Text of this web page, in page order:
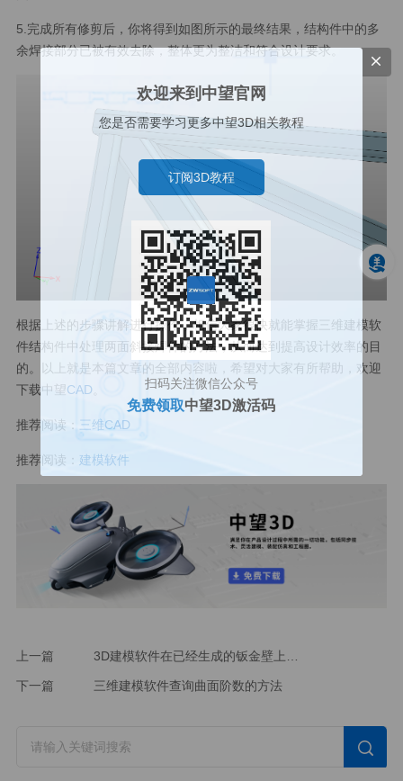
5.完成所有修剪后，你将得到如图所示的最终结果，结构件中的多
余焊接部分已被有效去除，整体更为整洁和符合设计要求。
根据上述的步骤讲解进行操作，相信大家很快就能掌握三维建模软
件结构件中处理两面斜接焊件的方法，从而达到提高设计效率的目
的。以上就是本篇文章的全部内容啦，希望对大家有所帮助，欢迎
下载中望 CAD
推荐阅读： 三维CAD
推荐阅读： 建模软件
上一篇
下一篇 三维建模软件查询曲面阶数的方法
欢迎来到中望官网
您是否需要学习更多中望3D相关教程
订阅3D教程
扫码关注微信公众号
免费领取中望3D激活码